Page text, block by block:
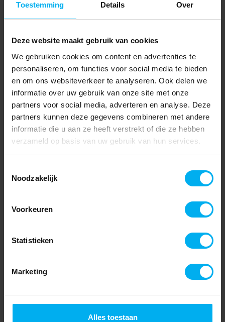
Toestemming Details Over
Deze website maakt gebruik van cookies
We gebruiken cookies om content en advertenties te
personaliseren, om functies voor social media te bieden
en om ons websiteverkeer te analyseren. Ook delen we
informatie over uw gebruik van onze site met onze
partners voor social media, adverteren en analyse. Deze
partners kunnen deze gegevens combineren met andere
informatie die u aan ze heeft verstrekt of die ze hebben
verzameld op basis van uw gebruik van hun services.
Noodzakelijk
Voorkeuren
Statistieken
Marketing
Alles toestaan